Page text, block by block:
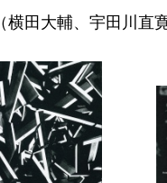
横田大輔、宇田川直